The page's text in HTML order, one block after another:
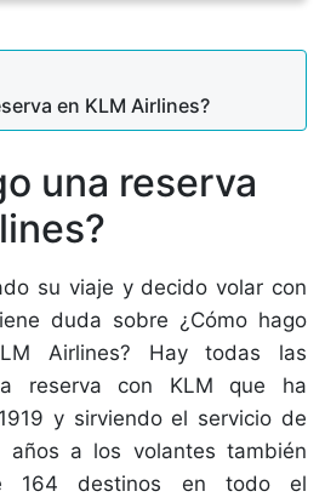
en KLM Airlines?
una reserva
su viaje y decido volar con
duda sobre ¿Cómo hago
Airlines? Hay todas las
reserva con KLM que ha
y sirviendo el servicio de
a los volantes también
164 destinos en todo el